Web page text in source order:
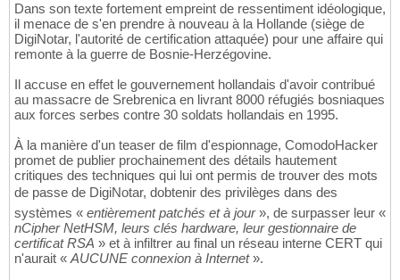
Dans son texte fortement empreint de ressentiment idéologique,
il menace de s'en prendre à nouveau à la Hollande (siège de
DigiNotar, l'autorité de certification attaquée) pour une affaire qui
remonte à la guerre de Bosnie-Herzégovine.
Il accuse en effet le gouvernement hollandais d'avoir contribué
au massacre de Srebrenica en livrant 8000 réfugiés bosniaques
aux forces serbes contre 30 soldats hollandais en 1995.
À la manière d'un teaser de film d'espionnage, ComodoHacker
promet de publier prochainement des détails hautement
critiques des techniques qui lui ont permis de trouver des mots
de passe de DigiNotar, dobtenir des privilèges dans des
systèmes « entièrement patchés et à jour», de surpasser leur «
nCipher NetHSM, leurs clés hardware, leur gestionnaire de
certificat RSA » et à infiltrer au final un réseau interne CERT qui
n'aurait « AUCUNE connexion à Internet».